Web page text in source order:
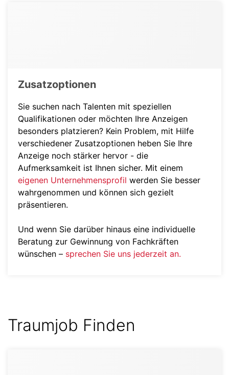
Zusatzoptionen
Sie suchen nach Talenten mit speziellen
Qualifikationen oder möchten Ihre Anzeigen
besonders platzieren? Kein Problem, mit Hilfe
verschiedener Zusatzoptionen heben Sie Ihre
Anzeige noch stärker hervor - die
Aufmerksamkeit ist Ihnen sicher. Mit einem
eigenen Unternehmensprofil werden Sie besser
wahrgenommen und können sich gezielt
präsentieren.
Und wenn Sie darüber hinaus eine individuelle
Beratung zur Gewinnung von Fachkräften
wünschen – sprechen Sie uns jederzeit an.
Traumjob Finden